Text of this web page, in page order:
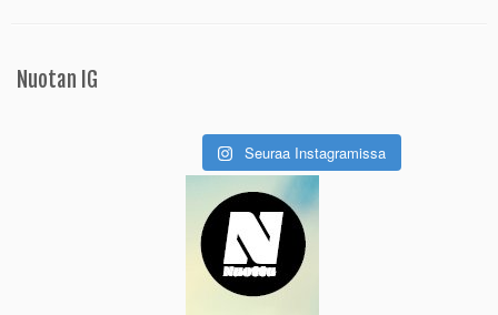
Nuotan IG
Seuraa Instagramissa